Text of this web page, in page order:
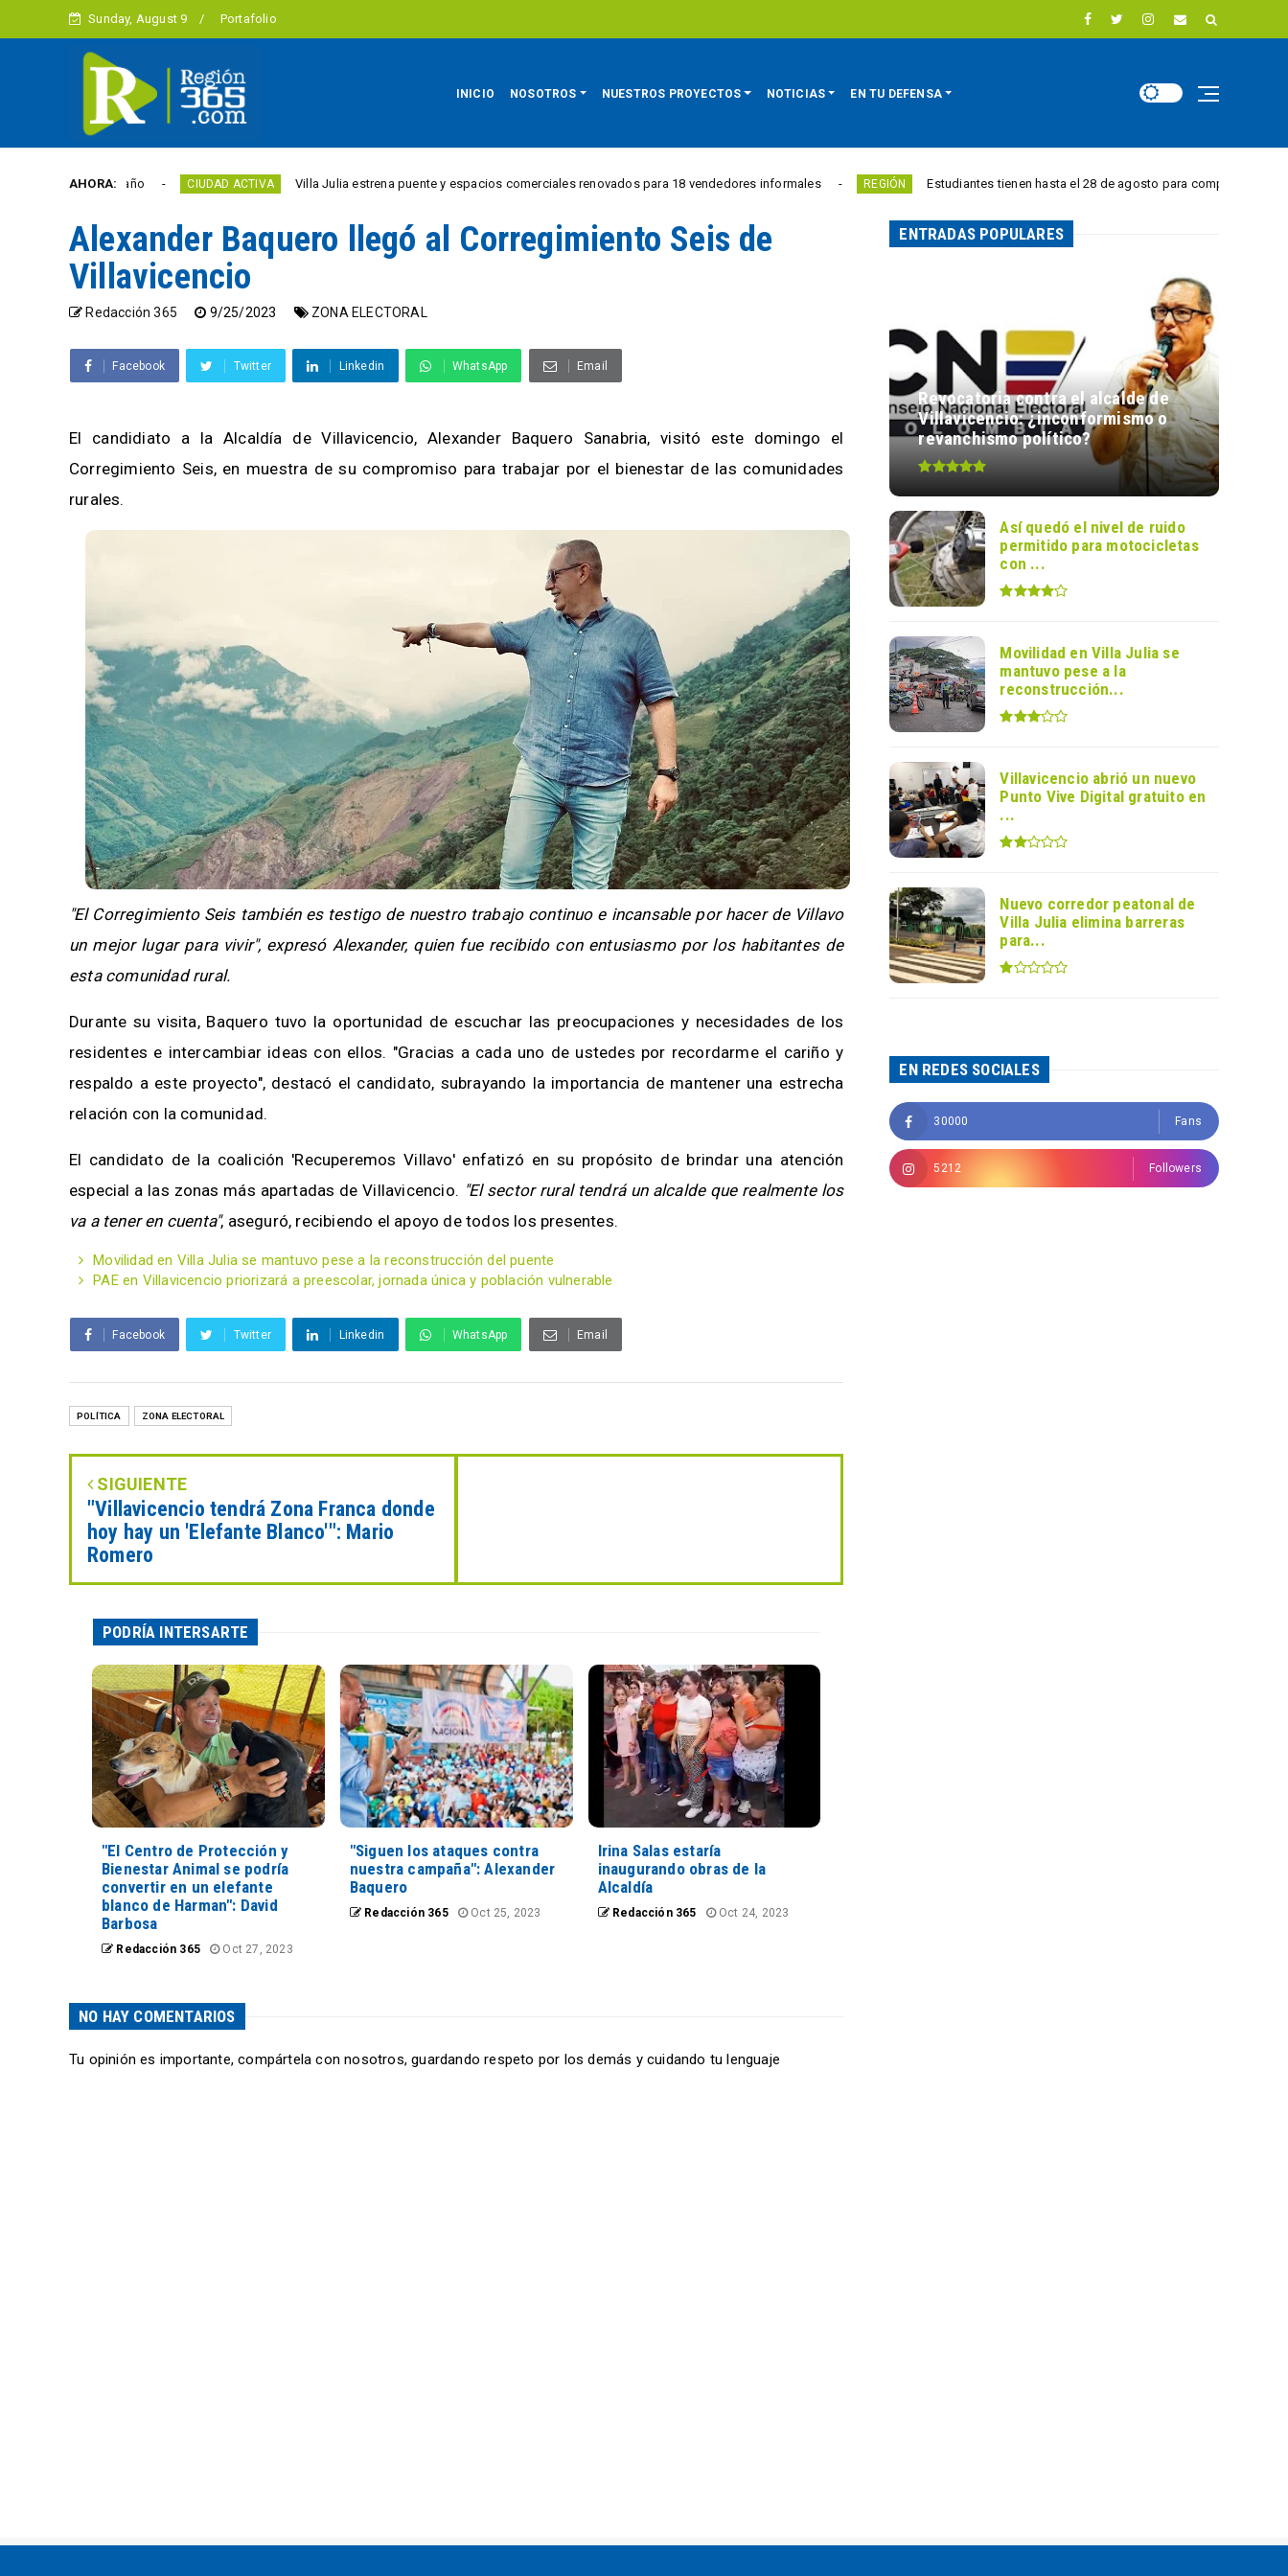
Sunday, August 9 Portafolio
INICIO NOSOTROS NUESTROS PROYECTOS NOTICIAS EN TU DEFENSA
AHORA:
este año CIUDAD ACTIVA Villa Julia estrena puente y espacios comerciales renovados para 18 vendedores informales REGIÓN Estudiantes tienen hasta el 28 de agosto para competir por 10.000 euros
Alexander Baquero llegó al Corregimiento Seis de
Villavicencio
Redacción 365 9/25/2023 ZONA ELECTORAL
Facebook Twitter Linkedin WhatsApp Email
El candidiato a la Alcaldía de Villavicencio, Alexander Baquero Sanabria, visitó este domingo el
Corregimiento Seis, en muestra de su compromiso para trabajar por el bienestar de las comunidades
rurales.
"El Corregimiento Seis también es testigo de nuestro trabajo continuo e incansable por hacer de Villavo
un mejor lugar para vivir", expresó Alexander, quien fue recibido con entusiasmo por los habitantes de
esta comunidad rural.
Durante su visita, Baquero tuvo la oportunidad de escuchar las preocupaciones y necesidades de los
residentes e intercambiar ideas con ellos. "Gracias a cada uno de ustedes por recordarme el cariño y
respaldo a este proyecto", destacó el candidato, subrayando la importancia de mantener una estrecha
relación con la comunidad.
El candidato de la coalición 'Recuperemos Villavo' enfatizó en su propósito de brindar una atención
especial a las zonas más apartadas de Villavicencio. "El sector rural tendrá un alcalde que realmente los
va a tener en cuenta", aseguró, recibiendo el apoyo de todos los presentes.
Movilidad en Villa Julia se mantuvo pese a la reconstrucción del puente
PAE en Villavicencio priorizará a preescolar, jornada única y población vulnerable
Facebook Twitter Linkedin WhatsApp Email
POLÍTICA ZONA ELECTORAL
SIGUIENTE
"Villavicencio tendrá Zona Franca donde
hoy hay un 'Elefante Blanco'": Mario
Romero
PODRÍA INTERSARTE
"El Centro de Protección y
Bienestar Animal se podría
convertir en un elefante
blanco de Harman": David
Barbosa
Redacción 365 Oct 27, 2023
"Siguen los ataques contra
nuestra campaña": Alexander
Baquero
Redacción 365 Oct 25, 2023
Irina Salas estaría
inaugurando obras de la
Alcaldía
Redacción 365 Oct 24, 2023
NO HAY COMENTARIOS
Tu opinión es importante, compártela con nosotros, guardando respeto por los demás y cuidando tu lenguaje
ENTRADAS POPULARES
Revocatoria contra el alcalde de
Villavicencio: ¿inconformismo o
revanchismo político?
Así quedó el nivel de ruido
permitido para motocicletas
con ...
Movilidad en Villa Julia se
mantuvo pese a la
reconstrucción...
Villavicencio abrió un nuevo
Punto Vive Digital gratuito en
...
Nuevo corredor peatonal de
Villa Julia elimina barreras
para...
EN REDES SOCIALES
30000 Fans
5212 Followers